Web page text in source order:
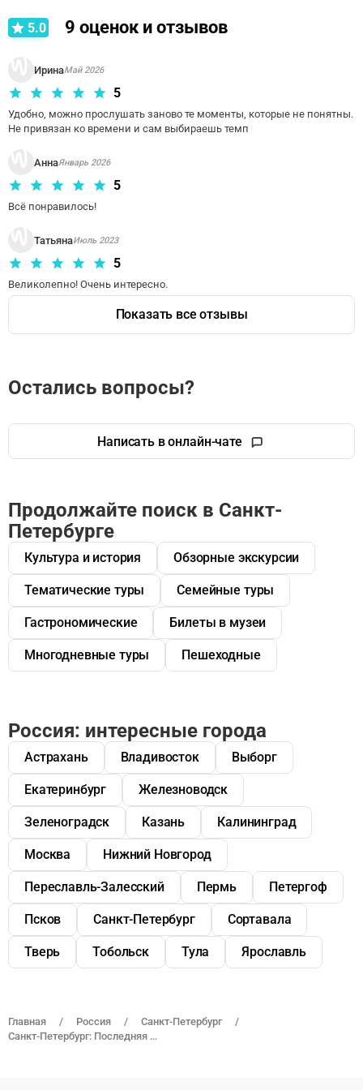
Главная Россия
Санкт-Петербург
Санкт-Петербург: Последняя ночь Императора Павла I — маршрут по следам заговорщиков
5.0 9 оценок и отзывов
ИринаМай 2026
5
Удобно, можно прослушать заново те моменты, которые не понятны.
Не привязан ко времени и сам выбираешь темп
АннаЯнварь 2026
5
Всё понравилось!
ТатьянаИюль 2023
5
Великолепно! Очень интересно.
Показать все отзывы
Остались вопросы?
Написать в онлайн-чате
Продолжайте поиск в Санкт-
Петербурге
Культура и история Обзорные экскурсии
Тематические туры Семейные туры
Гастрономические Билеты в музеи
Многодневные туры Пешеходные
Россия: интересные города
Астрахань Владивосток Выборг
Екатеринбург Железноводск
Зеленоградск Казань Калининград
Москва Нижний Новгород
Переславль-Залесский Пермь Петергоф
Псков Санкт-Петербург Сортавала
Тверь Тобольск Тула Ярославль